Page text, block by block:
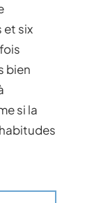
et six
bien
si la